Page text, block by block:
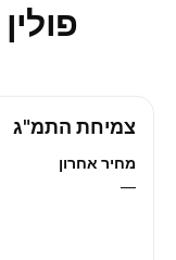
פולין
צמיחת התמ"ג
מחיר אחרון
—